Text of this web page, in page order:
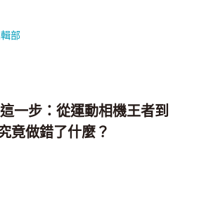
部
一步：從運動相機王者到
竟做錯了什麼？